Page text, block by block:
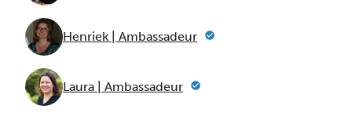
Henriek | Ambassadeur
Laura | Ambassadeur